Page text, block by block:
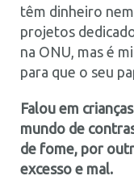
têm dinheiro
projetos
na ONU, mas é
para que o seu
Falou em
mundo de
de fome, por
excesso e mal.